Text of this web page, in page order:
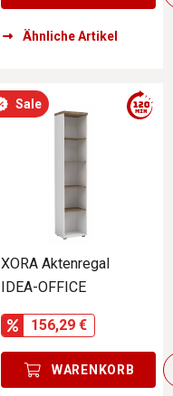
Ähnliche Artikel
Sale
XORA Aktenregal
IDEA-OFFICE
156,29 €
WARENKORB